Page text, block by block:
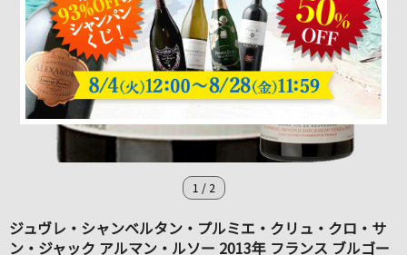
1 / 2
ジュヴレ・シャンベルタン・プルミエ・クリュ・クロ・サ
ン・ジャック アルマン・ルソー 2013年 フランス ブルゴー